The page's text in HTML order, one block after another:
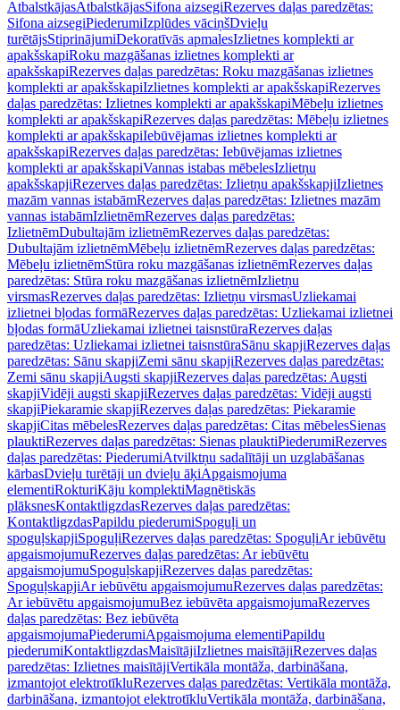
AtbalstkājasAtbalstkājasSifona aizsegiRezerves daļas paredzētas:
Sifona aizsegiPiederumiIzplūdes vāciņšDvieļu
turētājsStiprinājumiDekoratīvās apmalesIzlietnes komplekti ar
apakšskapiRoku mazgāšanas izlietnes komplekti ar
apakšskapiRezerves daļas paredzētas: Roku mazgāšanas izlietnes
komplekti ar apakšskapiIzlietnes komplekti ar apakšskapiRezerves
daļas paredzētas: Izlietnes komplekti ar apakšskapiMēbeļu izlietnes
komplekti ar apakšskapiRezerves daļas paredzētas: Mēbeļu izlietnes
komplekti ar apakšskapiIebūvējamas izlietnes komplekti ar
apakšskapiRezerves daļas paredzētas: Iebūvējamas izlietnes
komplekti ar apakšskapiVannas istabas mēbelesIzlietņu
apakšskapjiRezerves daļas paredzētas: Izlietņu apakšskapjiIzlietnes
mazām vannas istabāmRezerves daļas paredzētas: Izlietnes mazām
vannas istabāmIzlietnēmRezerves daļas paredzētas:
IzlietnēmDubultajām izlietnēmRezerves daļas paredzētas:
Dubultajām izlietnēmMēbeļu izlietnēmRezerves daļas paredzētas:
Mēbeļu izlietnēmStūra roku mazgāšanas izlietnēmRezerves daļas
paredzētas: Stūra roku mazgāšanas izlietnēmIzlietņu
virsmasRezerves daļas paredzētas: Izlietņu virsmasUzliekamai
izlietnei bļodas formāRezerves daļas paredzētas: Uzliekamai izlietnei
bļodas formāUzliekamai izlietnei taisnstūraRezerves daļas
paredzētas: Uzliekamai izlietnei taisnstūraSānu skapjiRezerves daļas
paredzētas: Sānu skapjiZemi sānu skapjiRezerves daļas paredzētas:
Zemi sānu skapjiAugsti skapjiRezerves daļas paredzētas: Augsti
skapjiVidēji augsti skapjiRezerves daļas paredzētas: Vidēji augsti
skapjiPiekaramie skapjiRezerves daļas paredzētas: Piekaramie
skapjiCitas mēbelesRezerves daļas paredzētas: Citas mēbelesSienas
plauktiRezerves daļas paredzētas: Sienas plauktiPiederumiRezerves
daļas paredzētas: PiederumiAtvilktņu sadalītāji un uzglabāšanas
kārbasDvieļu turētāji un dvieļu āķiApgaismojuma
elementiRokturiKāju komplektiMagnētiskās
plāksnesKontaktligzdasRezerves daļas paredzētas:
KontaktligzdasPapildu piederumiSpoguļi un
spoguļskapjiSpoguļiRezerves daļas paredzētas: SpoguļiAr iebūvētu
apgaismojumuRezerves daļas paredzētas: Ar iebūvētu
apgaismojumuSpoguļskapjiRezerves daļas paredzētas:
SpoguļskapjiAr iebūvētu apgaismojumuRezerves daļas paredzētas:
Ar iebūvētu apgaismojumuBez iebūvēta apgaismojumaRezerves
daļas paredzētas: Bez iebūvēta
apgaismojumaPiederumiApgaismojuma elementiPapildu
piederumiKontaktligzdasMaisītājiIzlietnes maisītājiRezerves daļas
paredzētas: Izlietnes maisītājiVertikāla montāža, darbināšana,
izmantojot elektrotīkluRezerves daļas paredzētas: Vertikāla montāža,
darbināšana, izmantojot elektrotīkluVertikāla montāža, darbināšana,